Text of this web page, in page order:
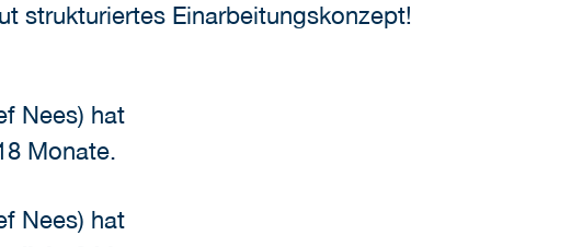
strukturiertes Einarbeitungskonzept!
Nees) hat
Monate.
Nees) hat